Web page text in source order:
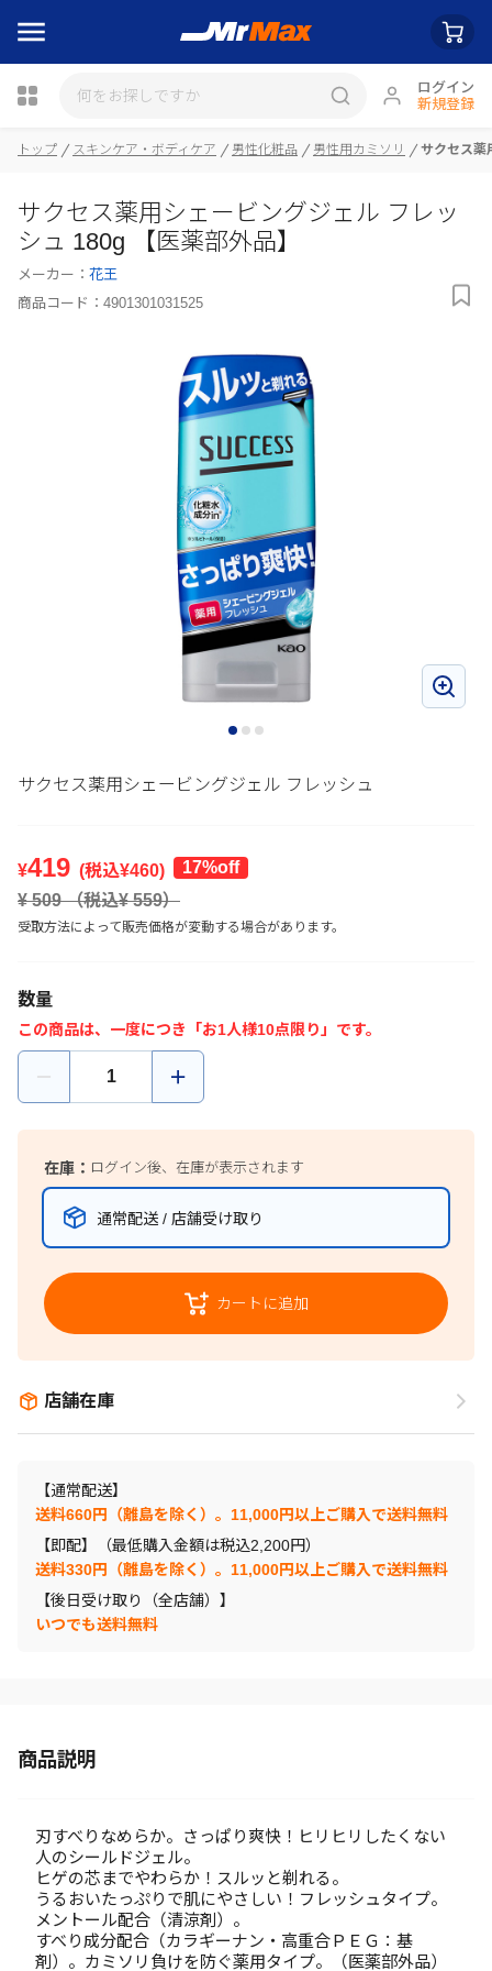
ログイン
新規登録
トップ スキンケア・ボディケア 男性化粧品 男性用カミソリ サクセス薬
サクセス薬用シェービングジェル フレッ
シュ 180g 【医薬部外品】
メーカー： 花王
商品コード： 4901301031525
サクセス薬用シェービングジェル フレッシュ
¥419 (税込¥460)
17%off
¥ 509（税込¥559）
受取方法によって販売価格が変動する場合があります。
数量
この商品は、一度につき「お1人様10点限り」です。
在庫： ログイン後、在庫が表示されます
通常配送 / 店舗受け取り
カートに追加
店舗在庫
【通常配送】
送料660円（離島を除く）。11,000円以上ご購入で送料無料
【即配】（最低購入金額は税込2,200円）
送料330円（離島を除く）。11,000円以上ご購入で送料無料
【後日受け取り（全店舗）】
いつでも送料無料
商品説明
刃すべりなめらか。さっぱり爽快！ヒリヒリしたくない
人のシールドジェル。
ヒゲの芯までやわらか！スルッと剃れる。
うるおいたっぷりで肌にやさしい！フレッシュタイプ。
メントール配合（清涼剤）。
すべり成分配合（カラギーナン・高重合ＰＥＧ：基
剤）。カミソリ負けを防ぐ薬用タイプ。（医薬部外品）